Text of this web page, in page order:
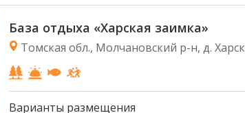
База отдыха «Харская заимка»
Томская обл., Молчановский р-н, д. Харск
Варианты размещения